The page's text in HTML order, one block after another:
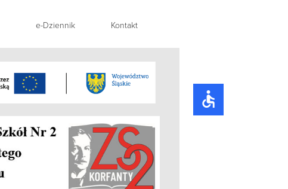
accessible
e-Dziennik Kontakt